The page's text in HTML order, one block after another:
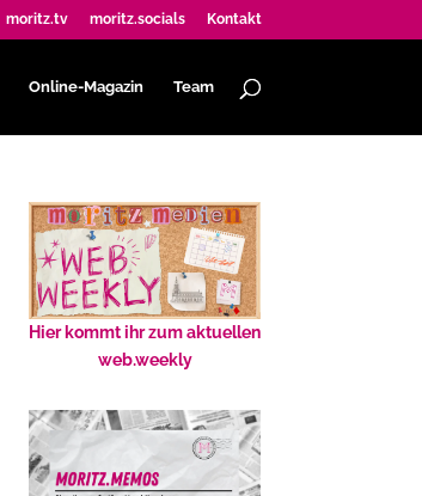
moritz.tv moritz.socials Kontakt
Online-Magazin Team
Hier kommt ihr zum aktuellen
web.weekly